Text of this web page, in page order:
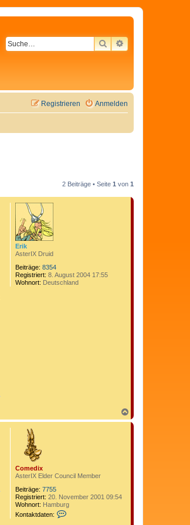
SUCHEERWEITERTE
Anmelden
Registrieren
2 Beiträge • Seite 1 von 1
Erik
AsterIX Druid
Beiträge: 8354
Registriert: 8. August 2004 17:55
Wohnort: Deutschland
a
c
Comedix
AsterIX Elder Council Member
Beiträge: 7755
Registriert: 20. November 2001 09:54
Wohnort: Hamburg
Kontaktdaten: